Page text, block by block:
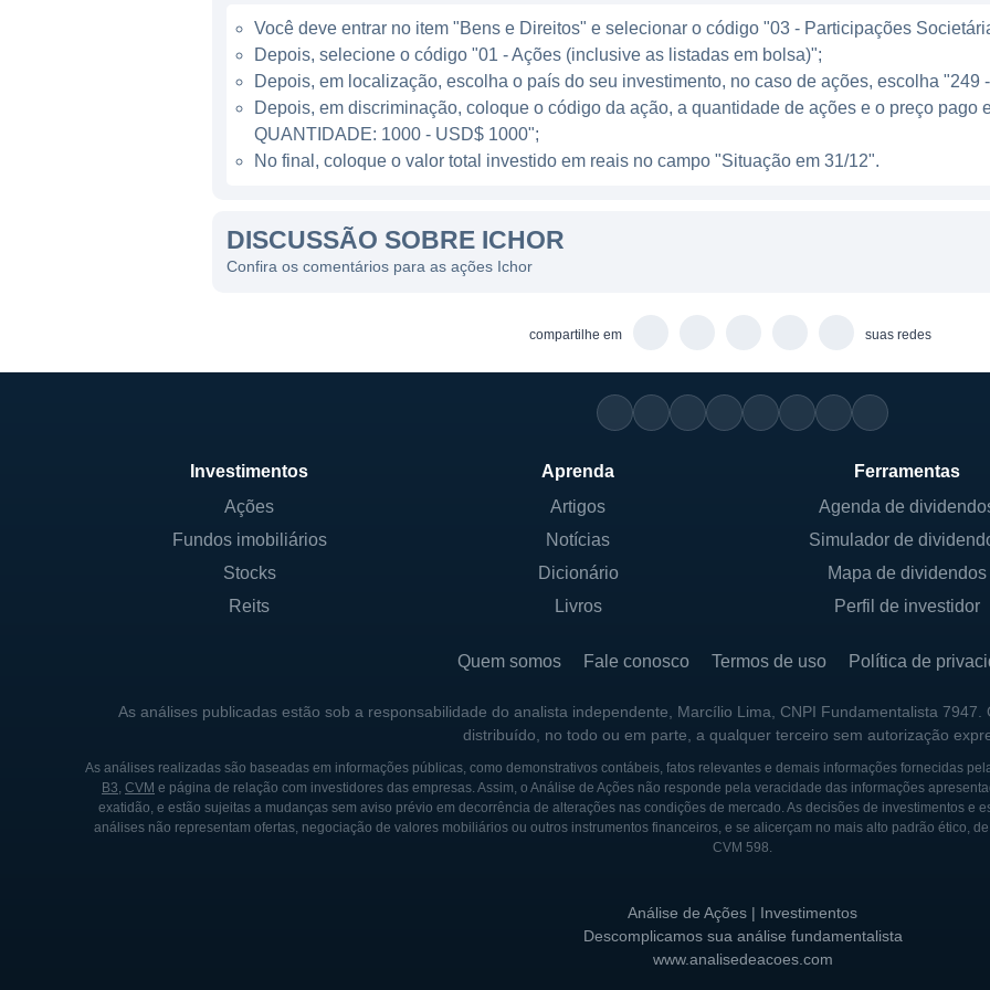
semicondutores, tornando-a um ator importante em um setor que continua a crescer
dispositivos eletrônicos aumenta. Além disso, a empresa investe continuamente em
para fornecer aos seus clientes tecnologias de ponta, se adaptando às
MODELO DE NEGÓCIO E LINHAS DE NEGÓCIO
indústria de semicondutores. A empresa gera receita principalmente através da
fabricação e de serviços associados, incluindo suporte técnico e manutenção. Isso
se traduzir em contratos contínuos e receita recorrente.
As principais linhas de produtos incluem sistemas de entrega de gases, sistemas de
fabricação e ferramentas de engenharia. A Ichor também se engaja em serviços
os equipamentos de seus clientes operem de maneira eficaz e eficiente,
maximizando a produtividade.
CONTROLADORES E ESTRUTURA ACIONÁRIA
A estrutura acionária da Ichor Holdings reflete a participação de investidores
contribuem para a governança e estratégia da empresa. A gestão da empresa é
Embora a Ichor não seja controlada por uma única entidade, o envolvimento de
presença de acionistas ativos influenciam suas decisões operacionais e de mercado.
participação significante na estrutura acionária da Ichor, uma vez que a empresa
um ambiente comercial privado.
A Ichor Holdings foi fundada em 1999, em meio a um período de rápida evolução na
semicondutores. Desde seu início, a empresa se dedicou a fornecer ferramentas e
qualidade, atendendo à crescente demanda por dispositivos eletrônicos. Com o
Você deve entrar no item "Bens e Direitos" e selecionar o código "03 - Participações
Depois, selecione o código "01 - Ações (inclusive as listadas em bolsa)";
Depois, em localização, escolha o país do seu investimento, no caso de ações, escolha "249
Depois, em discriminação, coloque o código da ação, a quantidade de ações e o preço pago
QUANTIDADE: 1000 - USD$ 1000";
No final, coloque o valor total investido em reais no campo "Situação em 31/12".
DISCUSSÃO SOBRE ICHOR
Confira os comentários para as ações Ichor
compartilhe em suas redes
Investimentos
Ações
Fundos imobiliários
Stocks
Reits
Aprenda
Artigos
Notícias
Dicionário
Livros
Ferramentas
Agenda de
Simulador de
Mapa de dividendos
Perfil de investidor
Quem somos Fale conosco Termos de uso Política de
As análises publicadas estão sob a responsabilidade do analista independente, Marcílio Lima, CNPI Fundamentalista
distribuído, no todo ou em parte, a qualquer terceiro sem autorização
As análises realizadas são baseadas em informações públicas, como demonstrativos contábeis, fatos relevantes e demais informações fornecidas
B3, CVM e página de relação com investidores das empresas. Assim, o Análise de Ações não responde pela veracidade das informações
exatidão, e estão sujeitas a mudanças sem aviso prévio em decorrência de alterações nas condições de mercado. As decisões de investimentos e
análises não representam ofertas, negociação de valores mobiliários ou outros instrumentos financeiros, e se alicerçam no mais alto padrão ético,
CVM 598.
Análise de Ações | Investimentos
Descomplicamos sua análise fundamentalista
www.analisedeacoes.com